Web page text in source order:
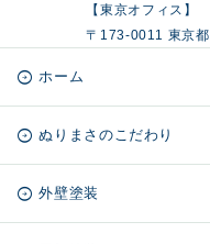
【東京オフィス】
〒173-0011 東京
ホーム
ぬりまさのこだわり
外壁塗装